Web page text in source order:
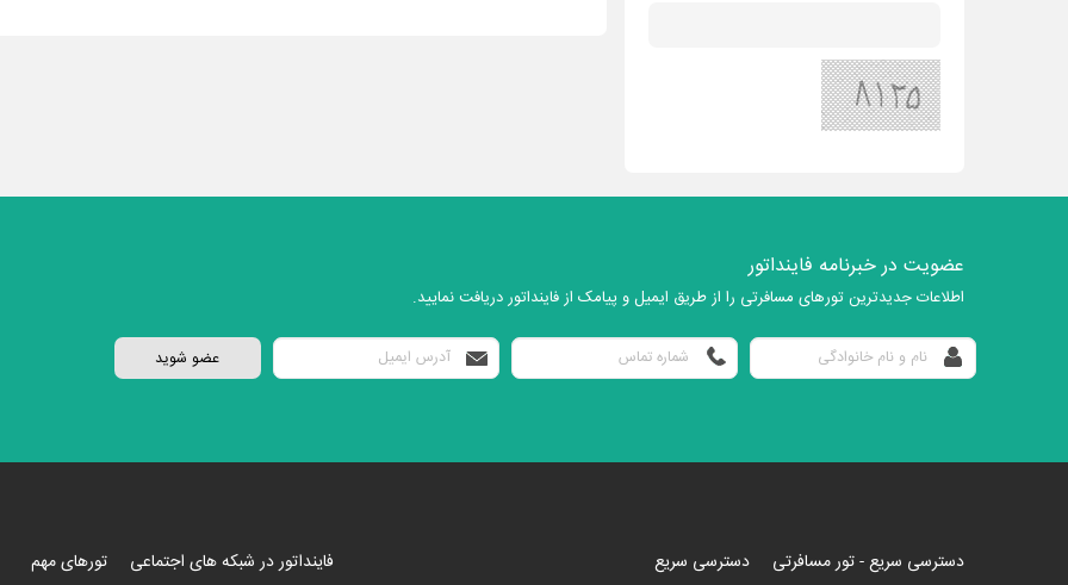
عضویت در خبرنامه فاینداتور
اطلاعات جدیدترین تورهای مسافرتی را از طریق ایمیل و پیامک از فاینداتور دریافت نمایید.
دسترسی سریع - تور مسافرتی
دسترسی سریع
فاینداتور در شبکه های اجتماعی
تورهای مهم